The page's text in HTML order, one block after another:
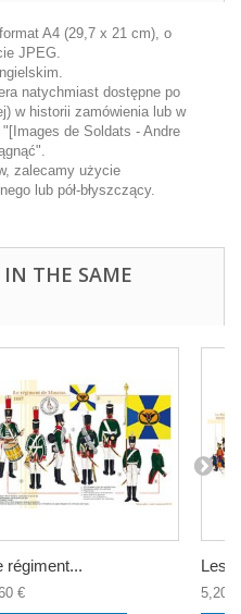
A4 (29,7 x 21 cm), o
JPEG.
natychmiast dostępne po
w historii zamówienia lub w
de Soldats - Andre
zalecamy użycie
lub pół-błyszczący.
IN THE SAME
régiment...
€
Les...
5,20 €